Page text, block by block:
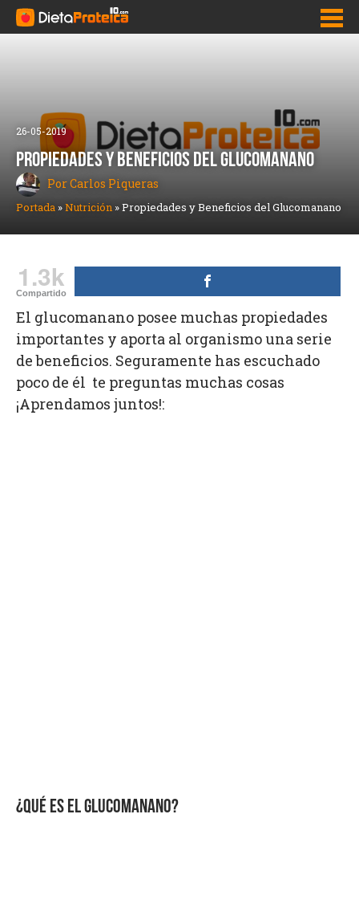
Adelgazar Rápido
Dietas para bajar de peso
Pastillas para adelgazar y bajar de peso
Nutrición
26-05-2019
PROPIEDADES Y BENEFICIOS DEL GLUCOMANANO
Por Carlos Piqueras
Portada »Nutrición »Propiedades y Beneficios del Glucomanano
1.3k
Compartido
El glucomanano posee muchas propiedades
importantes y aporta al organismo una serie
de beneficios. Seguramente has escuchado
poco de él te preguntas muchas cosas
¡Aprendamos juntos!:
¿QUÉ ES EL GLUCOMANANO?